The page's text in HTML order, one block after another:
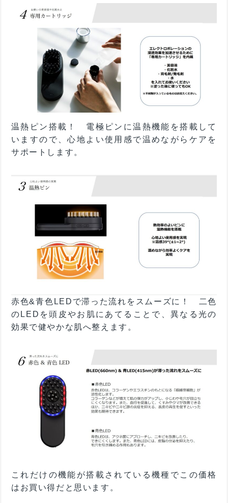
温熱ピン搭載！ 電極ピンに温熱機能を搭載して
いますので、心地よい使用感で温めながらケアを
サポートします。
赤色&青色LEDで滞った流れをスムーズに！ 二色
のLEDを頭皮やお肌にあてることで、異なる光の
効果で健やかな肌へ整えます。
これだけの機能が搭載されている機種でこの価格
はお買い得だと思います。